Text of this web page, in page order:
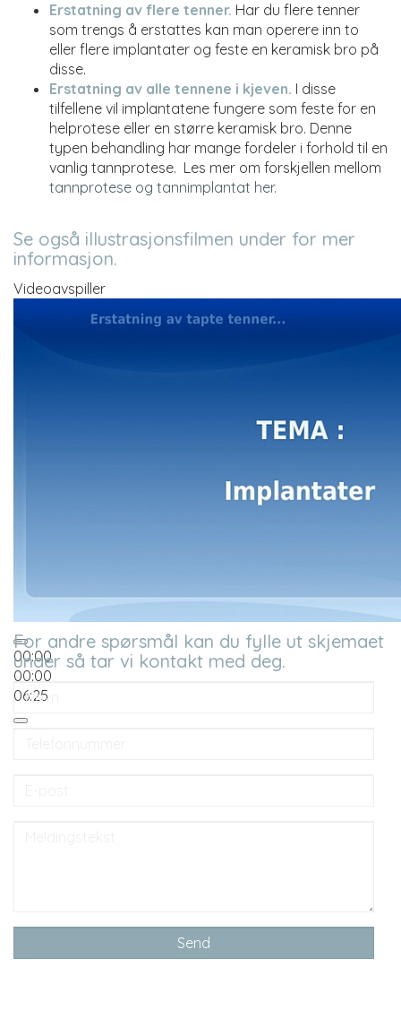
Erstatning av flere tenner. Har du flere tenner
som trengs å erstattes kan man operere inn to
eller flere implantater og feste en keramisk bro på
disse.
Erstatning av alle tennene i kjeven. I disse
tilfellene vil implantatene fungere som feste for en
helprotese eller en større keramisk bro. Denne
typen behandling har mange fordeler i forhold til en
vanlig tannprotese. Les mer om forskjellen mellom
tannprotese og tannimplantat her.
Se også illustrasjonsfilmen under for mer
informasjon.
Videoavspiller
00:00
00:00
06:25
For andre spørsmål kan du fylle ut skjemaet
under så tar vi kontakt med deg.
Navn